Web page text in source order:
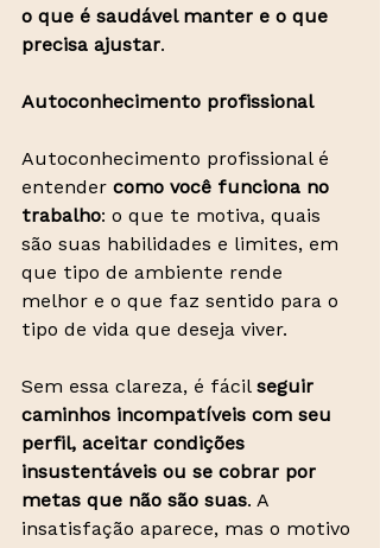
o que é saudável manter e o que
precisa ajustar.
Autoconhecimento profissional
Autoconhecimento profissional é
entender como você funciona no
trabalho: o que te motiva, quais
são suas habilidades e limites, em
que tipo de ambiente rende
melhor e o que faz sentido para o
tipo de vida que deseja viver.
Sem essa clareza, é fácil seguir
caminhos incompatíveis com seu
perfil, aceitar condições
insustentáveis ou se cobrar por
metas que não são suas. A
insatisfação aparece, mas o motivo